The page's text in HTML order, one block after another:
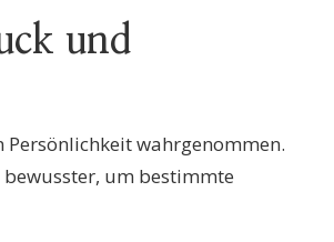
und
wahrgenommen.
bewusster, um bestimmte